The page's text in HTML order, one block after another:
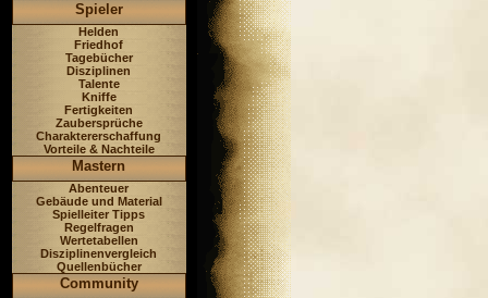
Spieler
Helden
Friedhof
Tagebücher
Disziplinen
Talente
Kniffe
Fertigkeiten
Zaubersprüche
Charaktererschaffung
Vorteile & Nachteile
Mastern
Abenteuer
Gebäude und Material
Spielleiter Tipps
Regelfragen
Wertetabellen
Disziplinenvergleich
Quellenbücher
Community